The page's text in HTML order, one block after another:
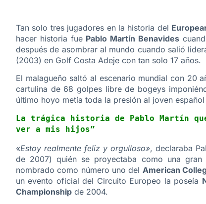
Tan solo tres jugadores en la historia del
hacer historia fue Pablo Martín Benavides
después de asombrar al mundo cuando salió
(2003) en Golf Costa Adeje con tan solo 17 años.
El malagueño saltó al escenario mundial con 20
cartulina de 68 golpes libre de bogeys
último hoyo metía toda la presión al joven
La trágica historia de Pablo Martín
ver a mis hijos”
«Estoy realmente feliz y orgulloso», declaraba
de 2007) quién se proyectaba como una
nombrado como número uno del American
un evento oficial del Circuito Europeo la poseía
Championship de 2004.